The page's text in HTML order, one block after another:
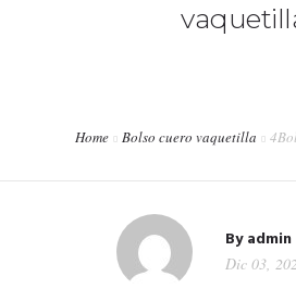
Home Bolso cuero vaquetilla
Byadmin
Dic 03,